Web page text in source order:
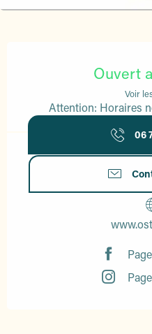
Ouvert
Voir
Attention: Horaires
06